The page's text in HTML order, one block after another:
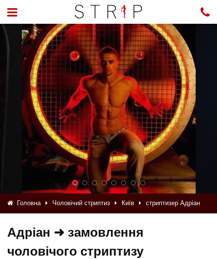
Головна Чоловічий стриптиз Київ стриптизер Адріан
Адріан ➜ замовлення
чоловічого стриптизу